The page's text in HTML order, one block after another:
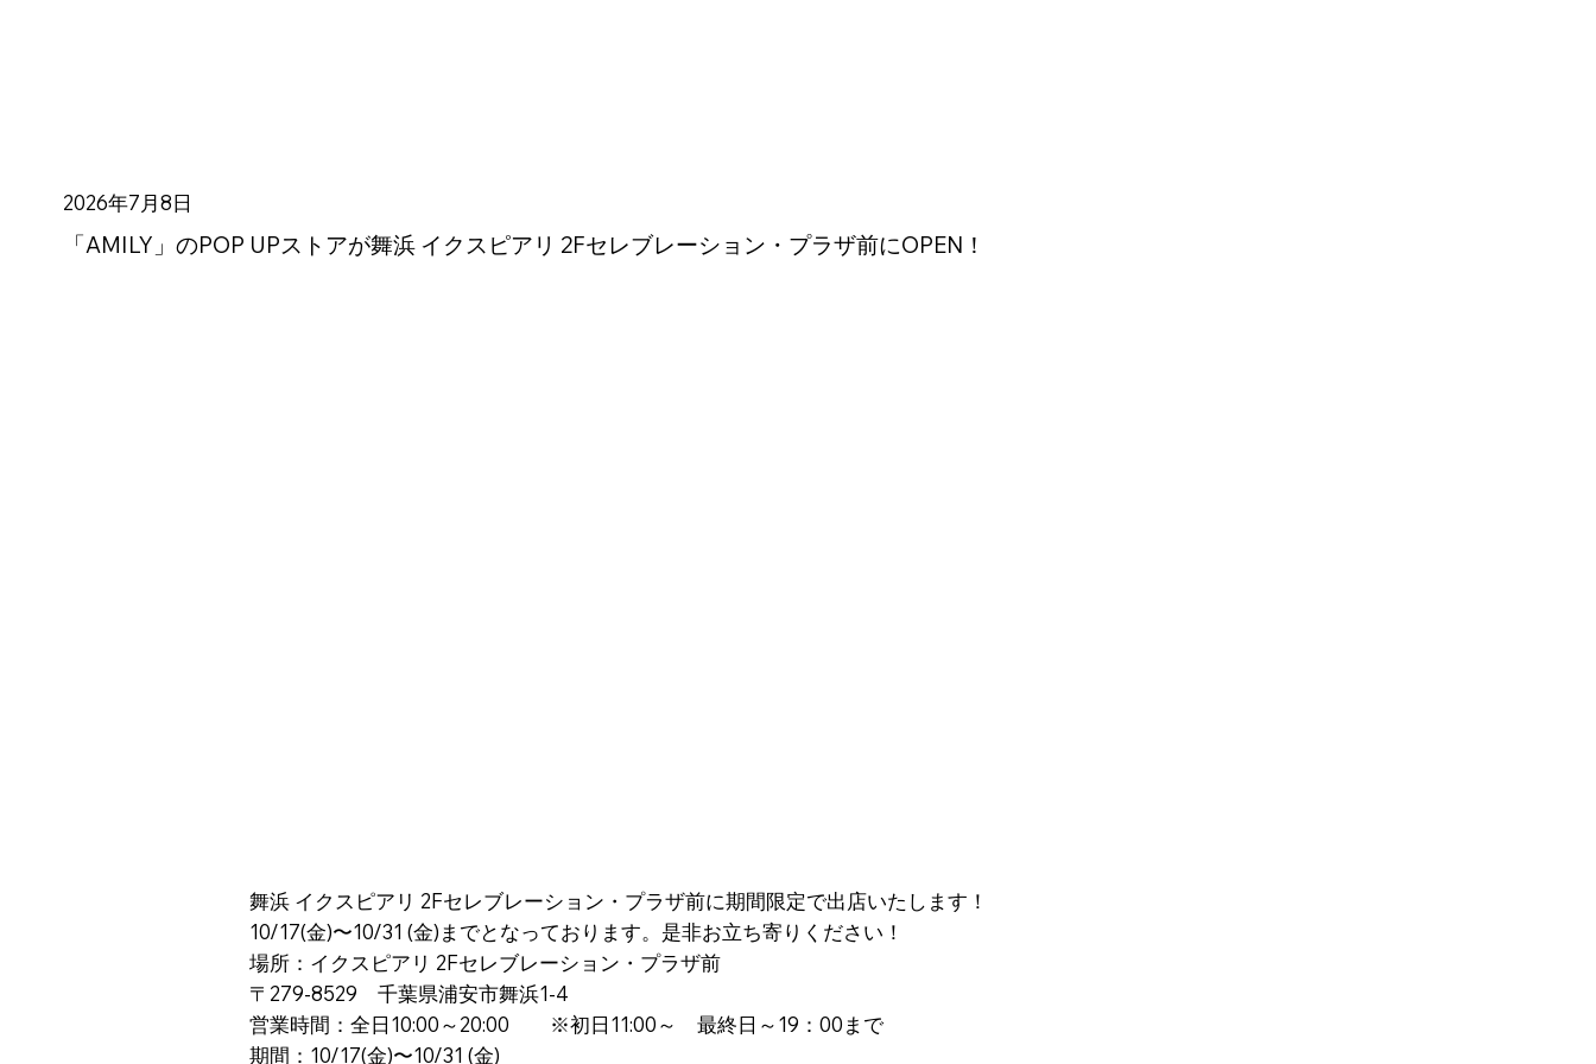
舞浜 イクスピアリ 2Fセレブレーション・プラザ前に期間限定で出店いたします！
10/17(金)〜10/31 (金)までとなっております。是非お立ち寄りください！
場所：イクスピアリ 2Fセレブレーション・プラザ前
〒279-8529 千葉県浦安市舞浜1-4
営業時間：全日10:00～20:00 ※初日11:00～ 最終日～19：00まで
期間：10/17(金)〜10/31 (金)
2026年7月8日
「AMILY」のPOP UPストアが舞浜 イクスピアリ 2Fセレブレーション・プラザ前にOPEN！